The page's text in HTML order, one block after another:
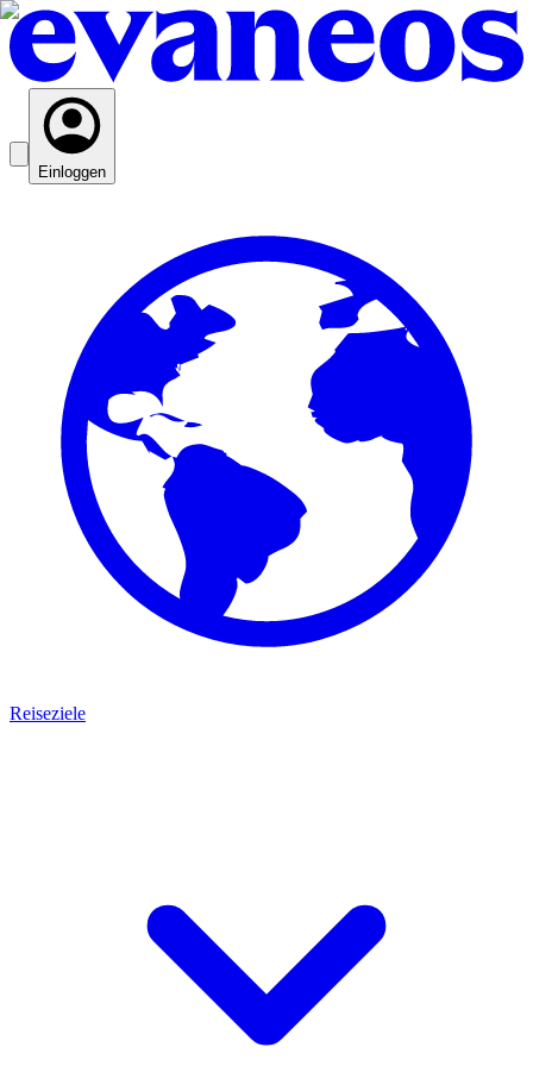
Einloggen
Reiseziele